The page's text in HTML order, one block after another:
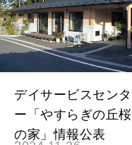
デイサービスセンタ
ー「やすらぎの丘桜
の家」情報公表
ご利用の流れ
施設紹介
法人概要